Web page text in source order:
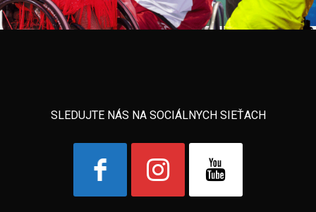
SLEDUJTE NÁS NA SOCIÁLNYCH SIEŤACH